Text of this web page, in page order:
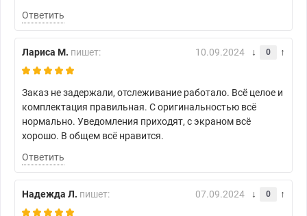
Ответить
Лариса М. пишет: 10.09.2024 0
Заказ не задержали, отслеживание работало. Всё целое и
комплектация правильная. С оригинальностью всё
нормально. Уведомления приходят, с экраном всё
хорошо. В общем всё нравится.
Ответить
Надежда Л. пишет: 07.09.2024 0